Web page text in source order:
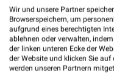
Wir und unsere Partner
Browserspeichern, um
aufgrund eines berechtigten
ablehnen oder verwalten,
der linken unteren Ecke der
der Website und klicken Sie auf
werden unseren Partnern